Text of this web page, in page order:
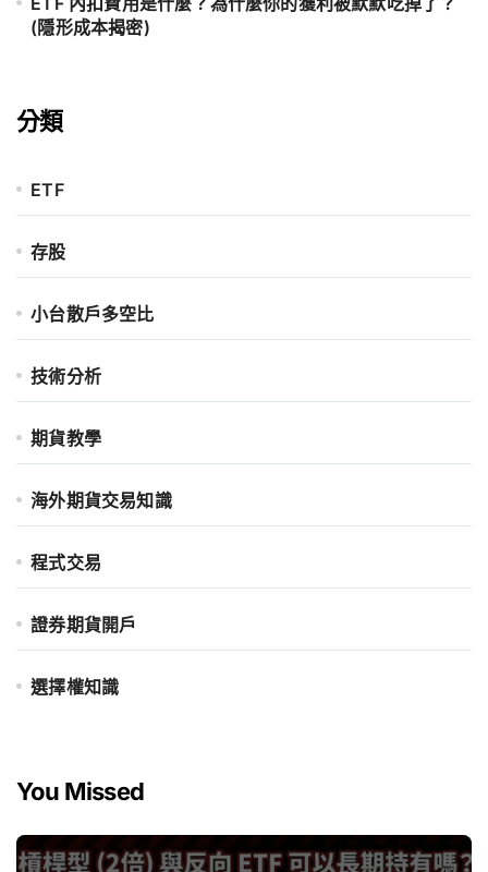
(隱形成本揭密)
分類
ETF
存股
小台散戶多空比
技術分析
期貨教學
海外期貨交易知識
程式交易
證券期貨開戶
選擇權知識
You Missed